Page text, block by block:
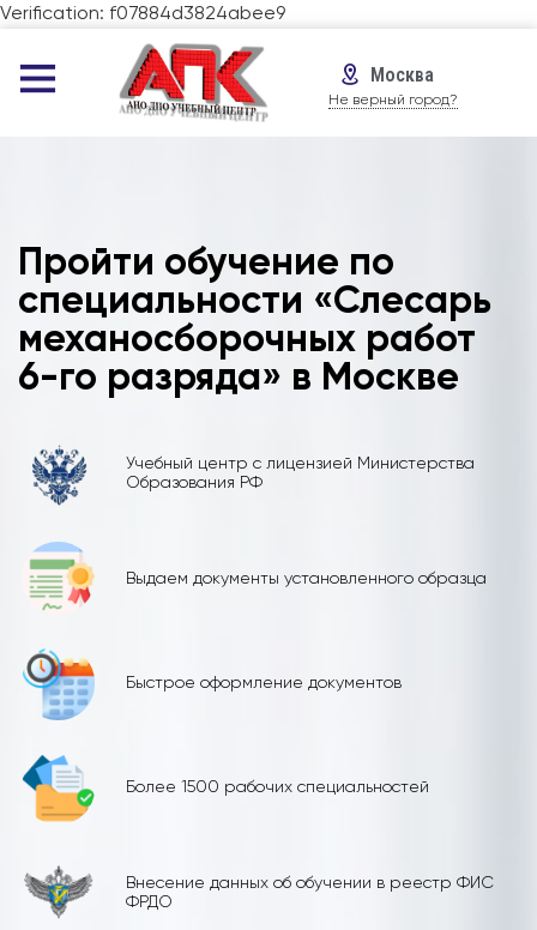
Verification: f07884d3824abee9
Москва
Не верный город?
Пройти обучение по
специальности «Слесарь
механосборочных работ
6-го разряда» в Москве
Учебный центр с лицензией Министерства
Образования РФ
Выдаем документы установленного образца
Быстрое оформление документов
Более 1500 рабочих специальностей
Внесение данных об обучении в реестр ФИС
ФРДО